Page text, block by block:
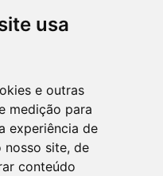
usa
e outras
medição para
experiência de
nosso site, de
conteúdo
Sociais